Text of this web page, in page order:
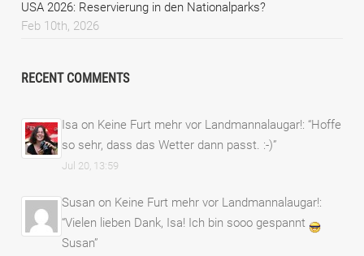
USA 2026: Reservierung in den Nationalparks?
Feb 10th, 2026
RECENT COMMENTS
Isa on Keine Furt mehr vor Landmannalaugar!: “Hoffe
so sehr, dass das Wetter dann passt. :-)”
Jul 20, 13:59
Susan on Keine Furt mehr vor Landmannalaugar!:
“Vielen lieben Dank, Isa! Ich bin sooo gespannt
Susan”